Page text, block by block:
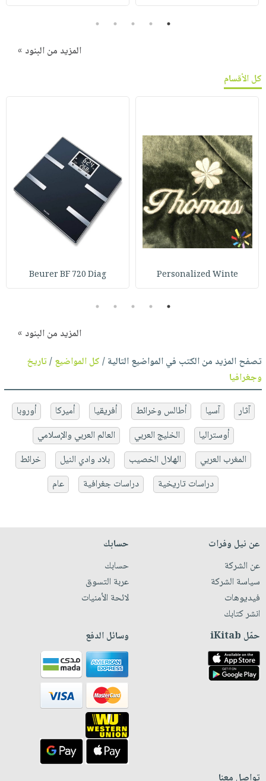
1
2
3
4
5
المزيد من البنود »
كل الأقسام
Personalized Winte
Beurer BF 720 Diag
1
2
3
4
5
المزيد من البنود »
تصفح المزيد من الكتب في المواضيع التالية /كل المواضيع/تاريخ
وجغرافيا
آثار آسيا أطالس وخرائط أفريقيا أميركا
أوروبا
أوستراليا
الخليج العربي
العالم العربي والإسلامي
المغرب العربي
الهلال الخصيب بلاد وادي النيل
خرائط
دراسات تاريخية
دراسات جغرافية عام
عن نيل وفرات
عن الشركة
سياسة الشركة
فيديوهات
انشر كتابك
حسابك
حسابك
عربة التسوق
لائحة الأمنيات
حمّل iKitab وسائل الدفع